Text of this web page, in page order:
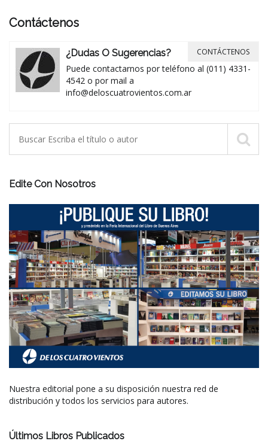
Contáctenos
¿Dudas O Sugerencias?
Puede contactarnos por teléfono al (011) 4331-
4542 o por mail a
info@deloscuatrovientos.com.ar
CONTÁCTENOS
Edite Con Nosotros
Nuestra editorial pone a su disposición nuestra red de
distribución y todos los servicios para autores.
Últimos Libros Publicados